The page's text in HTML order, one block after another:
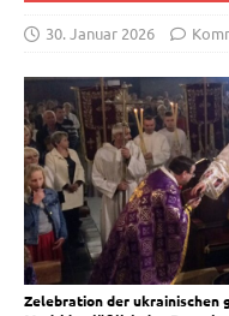
30. Januar 2026
Zelebration der ukrainischen